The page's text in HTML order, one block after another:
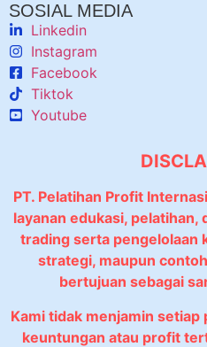
SOSIAL MEDIA
Linkedin
Instagram
Facebook
Tiktok
Youtube
PT. Pelatihan Profit
layanan edukasi,
trading serta pengelolaan
strategi, maupun
bertujuan sebagai
Kami tidak menjamin
keuntungan atau profit